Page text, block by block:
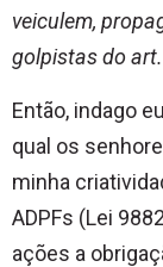
veiculem,
golpistas do
Então, indago
qual os
minha
ADPFs (Lei
ações a